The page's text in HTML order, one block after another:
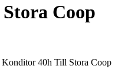
Coop
Konditor 40h Till Stora Coop